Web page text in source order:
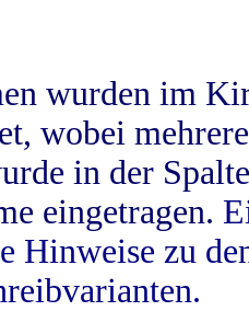
wurden im
wobei
in der
eingetragen.
Hinweise zu